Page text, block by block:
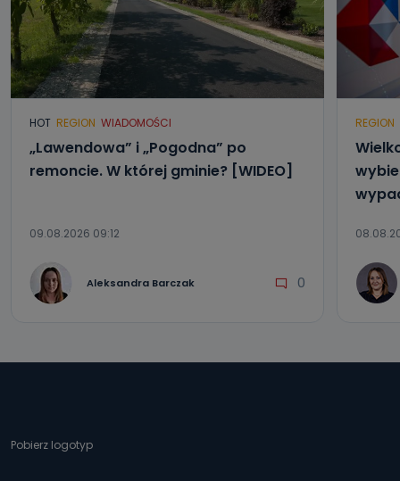
Można to zrobić pod numerem telefonu 62 735-51-05 lub
e-mailowo pod adresem: poczta@tvproart.pl
HOT REGION WIADOMOŚCI
„Lawendowa” i „Pogodna” po
remoncie. W której gminie? [WIDEO]
09.08.2026 09:12
Aleksandra Barczak 0
REGION
Pobierz logotyp